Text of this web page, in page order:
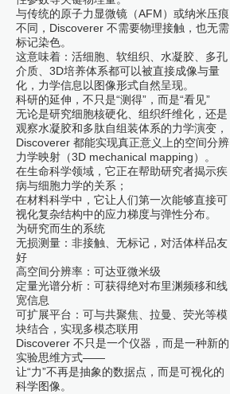
与传统的原子力显微镜（AFM）或纳米压痕
不同，Discoverer 不需要物理接触，也无需
标记染色。
这意味着：活细胞、软组织、水凝胶、多孔
介质、3D培养体系都可以被直接成像与量
化，力学信息以图像形式自然呈现。
科研的延伸，不只是“测得”，而是“看见”
无论是研究细胞核硬化、组织纤维化，还是
观察水凝胶和多肽自组装体系的力学演变，
Discoverer 都能实现真正意义上的空间分辨
力学映射（3D mechanical mapping）。
在生命科学领域，它正在帮助研究者揭示疾
病与细胞力学的关系；
在材料科学中，它让人们第一次能够直接可
视化复杂结构中的应力梯度与弹性分布。
为研究而生的系统
无损测量：非接触、无标记，对活体样品友
好
高空间分辨率：可达亚微米级
定量光谱分析：可获得绝对布里渊频移和线
宽信息
可扩展平台：可与共聚焦、拉曼、荧光等模
块结合，实现多模态联用
Discoverer 不只是一个仪器，而是一种新的
实验思维方式——
让“力”不再是抽象的数据点，而是可视化的
科学图像。